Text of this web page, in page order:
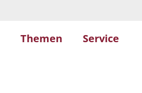
Themen Service